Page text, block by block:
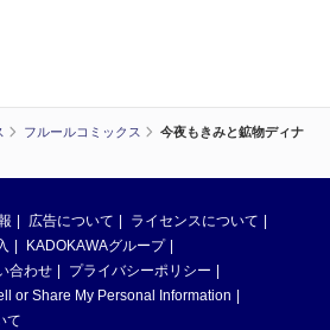
フルールコミックス
今夜もきみと鉱物ディナ
広告について
ライセンスについて
KADOKAWAグループ
合わせ
プライバシーポリシー
or Share My Personal Information
て